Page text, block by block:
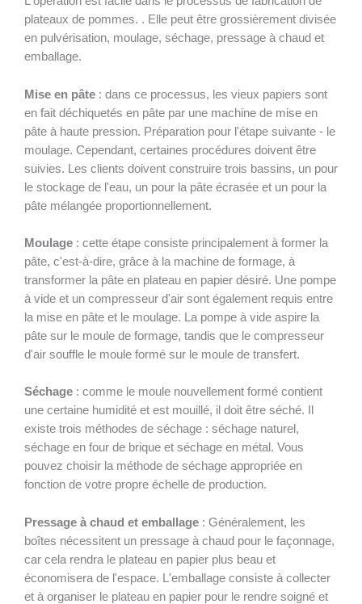
plateaux de pommes. . Elle peut être grossièrement divisée
en pulvérisation, moulage, séchage, pressage à chaud et
emballage.
Mise en pâte : dans ce processus, les vieux papiers sont
en fait déchiquetés en pâte par une machine de mise en
pâte à haute pression. Préparation pour l'étape suivante - le
moulage. Cependant, certaines procédures doivent être
suivies. Les clients doivent construire trois bassins, un pour
le stockage de l'eau, un pour la pâte écrasée et un pour la
pâte mélangée proportionnellement.
Moulage : cette étape consiste principalement à former la
pâte, c'est-à-dire, grâce à la machine de formage, à
transformer la pâte en plateau en papier désiré. Une pompe
à vide et un compresseur d'air sont également requis entre
la mise en pâte et le moulage. La pompe à vide aspire la
pâte sur le moule de formage, tandis que le compresseur
d'air souffle le moule formé sur le moule de transfert.
Séchage : comme le moule nouvellement formé contient
une certaine humidité et est mouillé, il doit être séché. Il
existe trois méthodes de séchage : séchage naturel,
séchage en four de brique et séchage en métal. Vous
pouvez choisir la méthode de séchage appropriée en
fonction de votre propre échelle de production.
Pressage à chaud et emballage : Généralement, les
boîtes nécessitent un pressage à chaud pour le façonnage,
car cela rendra le plateau en papier plus beau et
économisera de l'espace. L'emballage consiste à collecter
et à organiser le plateau en papier pour le rendre soigné et